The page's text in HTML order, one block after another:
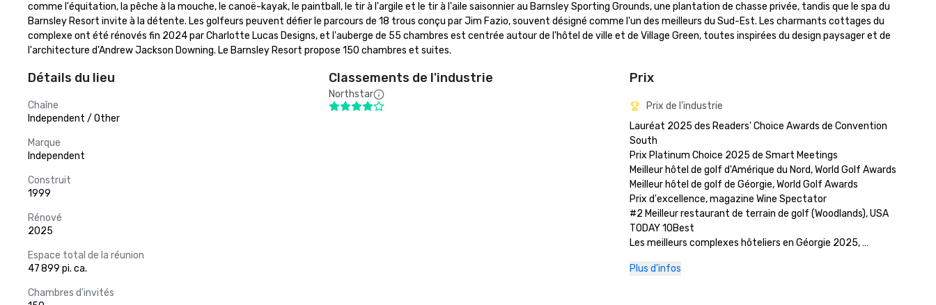
comme l'équitation, la pêche à la mouche, le canoë-kayak, le paintball, le tir à l'argile et le tir à l'aile saisonnier au Barnsley Sporting Grounds, une plantation de chasse privée, tandis que le spa du
Barnsley Resort invite à la détente. Les golfeurs peuvent défier le parcours de 18 trous conçu par Jim Fazio, souvent désigné comme l'un des meilleurs du Sud-Est. Les charmants cottages du
complexe ont été rénovés fin 2024 par Charlotte Lucas Designs, et l'auberge de 55 chambres est centrée autour de l'hôtel de ville et de Village Green, toutes inspirées du design paysager et de
l'architecture d'Andrew Jackson Downing. Le Barnsley Resort propose 150 chambres et suites.
Détails du lieu
Chaîne
Independent / Other
Marque
Independent
Construit
1999
Rénové
2025
Espace total de la réunion
47 899 pi. ca.
Chambres d'invités
Classements de l'industrie
Northstar
Prix
Prix de l'industrie
Lauréat 2025 des Readers' Choice Awards de Convention
South
Prix Platinum Choice 2025 de Smart Meetings
Meilleur hôtel de golf d'Amérique du Nord, World Golf Awards
Meilleur hôtel de golf de Géorgie, World Golf Awards
Prix d'excellence, magazine Wine Spectator
#2 Meilleur restaurant de terrain de golf (Woodlands), USA
TODAY 10Best
Les meilleurs complexes hôteliers en Géorgie 2025,
Les meilleurs hôtels de Géorgie 2025, U.S. News & World
Plus d'infos